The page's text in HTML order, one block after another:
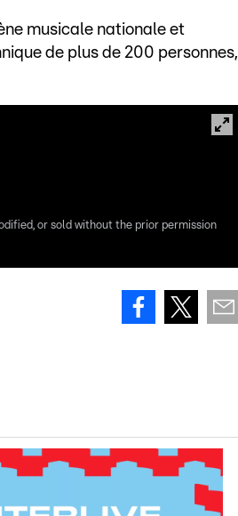
musicale nationale et
de plus de 200 personnes,
or sold without the prior permission